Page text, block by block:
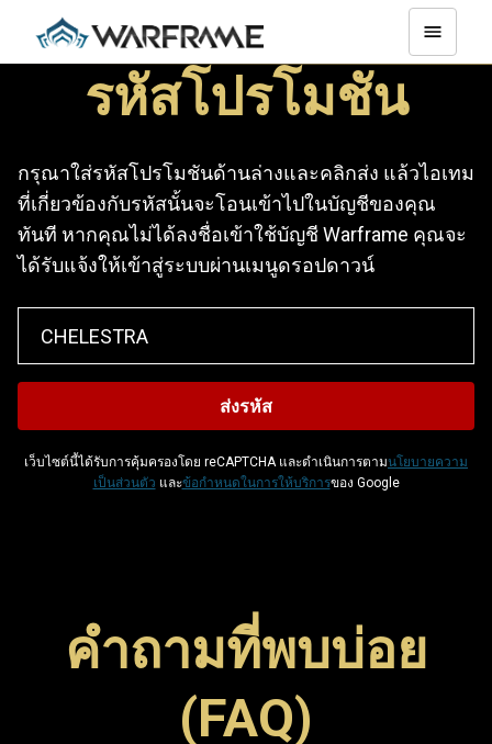
รหัสโปรโมชัน
กรุณาใส่รหัสโปรโมชันด้านล่างและคลิกส่ง แล้วไอเทม
ที่เกี่ยวข้องกับรหัสนั้นจะโอนเข้าไปในบัญชีของคุณ
ทันที หากคุณไม่ได้ลงชื่อเข้าใช้บัญชี Warframe คุณจะ
ได้รับแจ้งให้เข้าสู่ระบบผ่านเมนูดรอปดาวน์
เว็บไซต์นี้ได้รับการคุ้มครองโดย reCAPTCHA และดำเนินการตามนโยบายความ
เป็นส่วนตัว และข้อกำหนดในการให้บริการของ Google
คำถามที่พบบ่อย
(FAQ)
ล็อกไอเทมต่าง ๆ ในเกม เช่น ภาพสัญลักษณ์ (Glyph) บูส
เตอร์ หรืออาวุธ โปรดทราบว่า รหัสมักจะมีวันหมดอายุ
สามารถกรอกรหัสโปรโมชันในเพจนี้เพื่อแลกรหัสและ